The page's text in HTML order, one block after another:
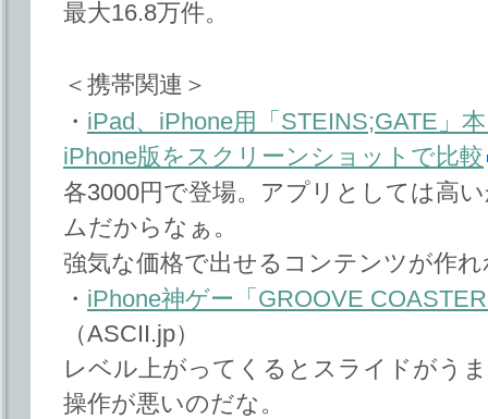
最大16.8万件。
＜携帯関連＞
・ iPad、iPhone用「STEINS;GATE」
iPhone版をスクリーンショットで比較
各3000円で登場。アプリとしては高
ムだからなぁ。
強気な価格で出せるコンテンツが作
・ iPhone神ゲー「GROOVE
（ASCII.jp）
レベル上がってくるとスライドがう
操作が悪いのだな。